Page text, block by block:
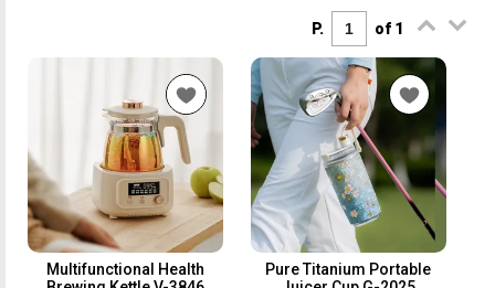
P. of 1
Multifunctional Health
Pure Titanium Portable